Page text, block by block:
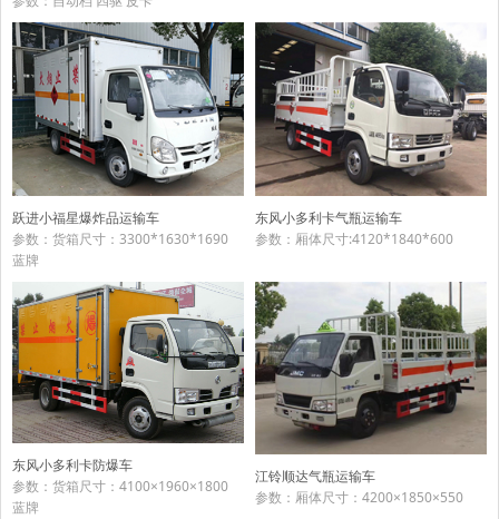
跃进小福星爆炸品运输车
参数：货箱尺寸：3300*1630*1690
蓝牌
东风小多利卡气瓶运输车
参数：厢体尺寸:4120*1840*600
东风小多利卡防爆车
参数：货箱尺寸：4100×1960×1800
蓝牌
江铃顺达气瓶运输车
参数：厢体尺寸：4200×1850×550